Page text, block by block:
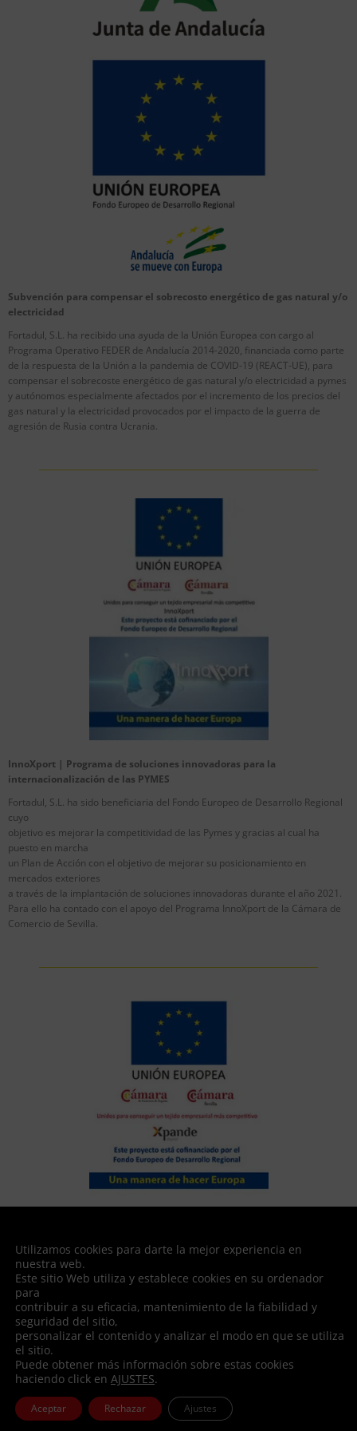
Subvención para compensar el sobrecosto energético de gas natural y/o
electricidad
Fortadul, S.L. ha recibido una ayuda de la Unión Europea con cargo al
Programa Operativo FEDER de Andalucía 2014-2020, financiada como parte
de la respuesta de la Unión a la pandemia de COVID-19 (REACT-UE), para
compensar el sobrecoste energético de gas natural y/o electricidad a pymes
y autónomos especialmente afectados por el incremento de los precios del
gas natural y la electricidad provocados por el impacto de la guerra de
agresión de Rusia contra Ucrania.
InnoXport | Programa de soluciones innovadoras para la
internacionalización de las PYMES
Fortadul, S.L. ha sido beneficiaria del Fondo Europeo de Desarrollo Regional
cuyo
objetivo es mejorar la competitividad de las Pymes y gracias al cual ha
puesto en marcha
un Plan de Acción con el objetivo de mejorar su posicionamiento en
mercados exteriores
a través de la implantación de soluciones innovadoras durante el año 2021.
Para ello ha contado con el apoyo del Programa InnoXport de la Cámara de
Comercio de Sevilla.
Fortadul, s.L. ha sido beneficiaria del Fondo Europeo de Desarrollo Regional
cuyo objetivo es mejorar la competitividad de las Pymes y gracias al cual ha
puesto en marcha un Plan de Marketing Digital Internacional con el objetivo
de mejorar su posicionamiento online en mercados exteriores durante el
año 2020. Para ello ha contado con el apoyo del Programa XPANDE DIGITAL
de la Cámara de Comercio de Sevilla.
© FORTADUL, S.L. Todos los derechos reservados | Designed
by Oficina de Arte
Utilizamos cookies para darte la mejor experiencia en
nuestra web.
Este sitio Web utiliza y establece cookies en su ordenador
para
contribuir a su eficacia, mantenimiento de la fiabilidad y
seguridad del sitio,
personalizar el contenido y analizar el modo en que se utiliza
el sitio.
Puede obtener más información sobre estas cookies
haciendo click en AJUSTES.
Aceptar Rechazar Ajustes